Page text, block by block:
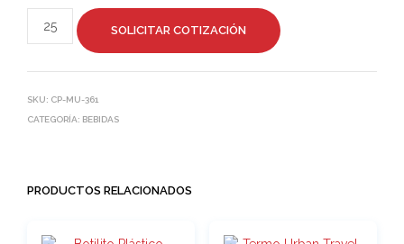
SOLICITAR COTIZACIÓN
SKU: CP-MU-361
CATEGORÍA: BEBIDAS
PRODUCTOS RELACIONADOS